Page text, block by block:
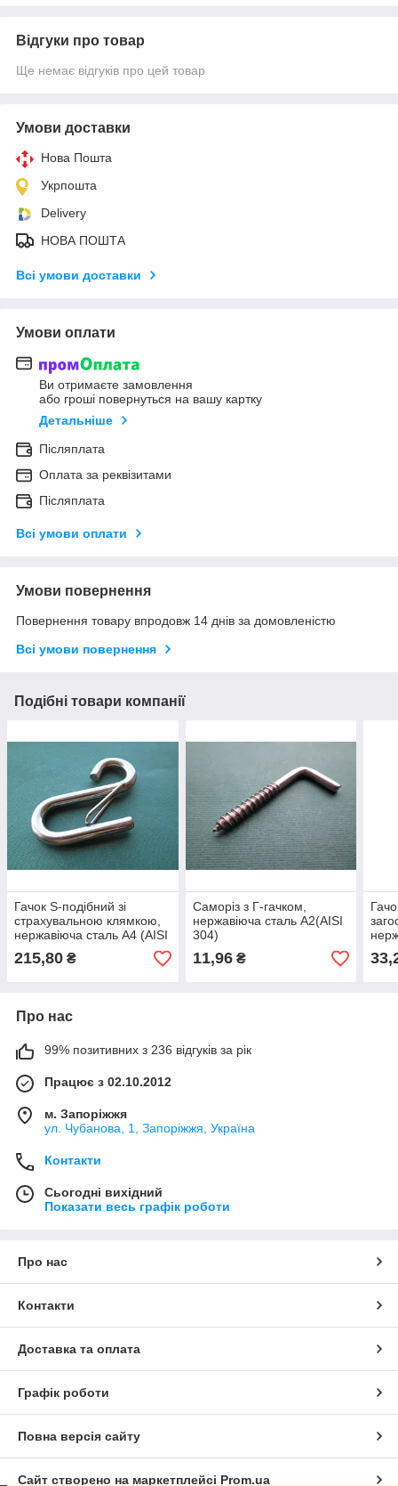
Відгуки про товар
Ще немає відгуків про цей товар
Умови доставки
Нова Пошта
Укрпошта
Delivery
НОВА ПОШТА
Всі умови доставки
Умови оплати
Ви отримаєте замовлення
або гроші повернуться на вашу картку
Детальніше
Післяплата
Оплата за реквізитами
Післяплата
Всі умови оплати
Умови повернення
Повернення товару впродовж 14 днів за домовленістю
Всі умови повернення
Подібні товари компанії
Гачок S-подібний зі
страхувальною клямкою,
нержавіюча сталь А4 (AISI
316)
215,80 ₴
Саморіз з Г-гачком,
нержавіюча сталь А2(AISI
304)
11,96₴
304)
Про нас
99% позитивних з 236 відгуків за рік
Працює з 02.10.2012
м. Запоріжжя
ул. Чубанова, 1, Запоріжжя, Україна
Контакти
Сьогодні вихідний
Показати весь графік роботи
Про нас
Контакти
Доставка та оплата
Графік роботи
Повна версія сайту
Сайт створено на маркетплейсі Prom.ua